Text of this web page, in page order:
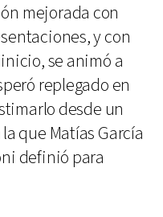
mejorada con
y con
se animó a
replegado en
desde un
que Matías García
definió para